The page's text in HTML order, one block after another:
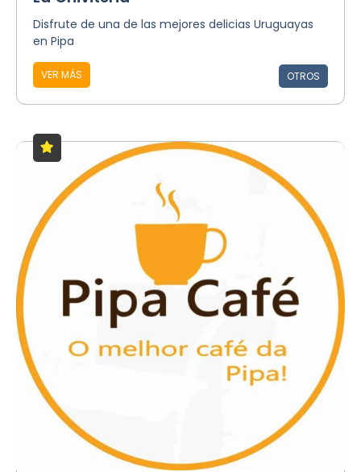
Disfrute de una de las mejores delicias Uruguayas
en Pipa
VER MÁS OTROS